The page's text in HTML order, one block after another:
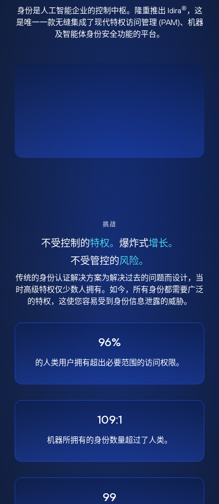
身份是人工智能企业的控制中枢。隆重推出 Idira® ，这
是唯一一款无缝集成了现代特权访问管理 (PAM)、机器
及智能体身份安全功能的平台。
挑战
不受控制的特权。 爆炸式增长。
不受管控的风险。
传统的身份认证解决方案为解决过去的问题而设计，当
时高级特权仅少数人拥有。如今，所有身份都需要广泛
的特权，这使您容易受到身份信息泄露的威胁。
96%
的人类用户拥有超出必要范围的访问权限。
109:1
机器所拥有的身份数量超过了人类。
99